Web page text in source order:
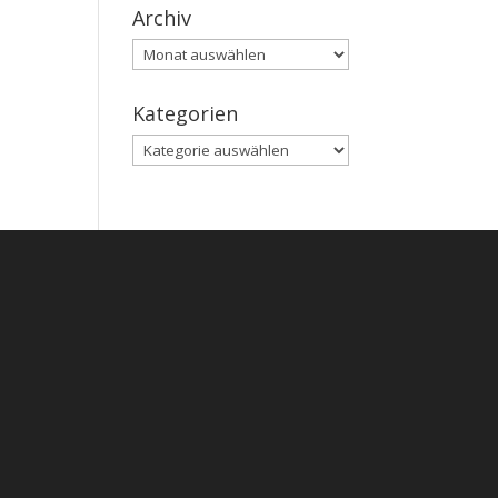
Archiv
Archiv
Kategorien
Kategorien